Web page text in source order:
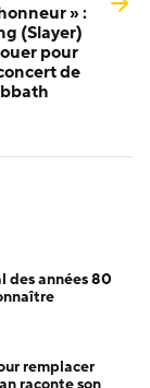
» :
(Slayer)
pour
de
des années 80
remplacer